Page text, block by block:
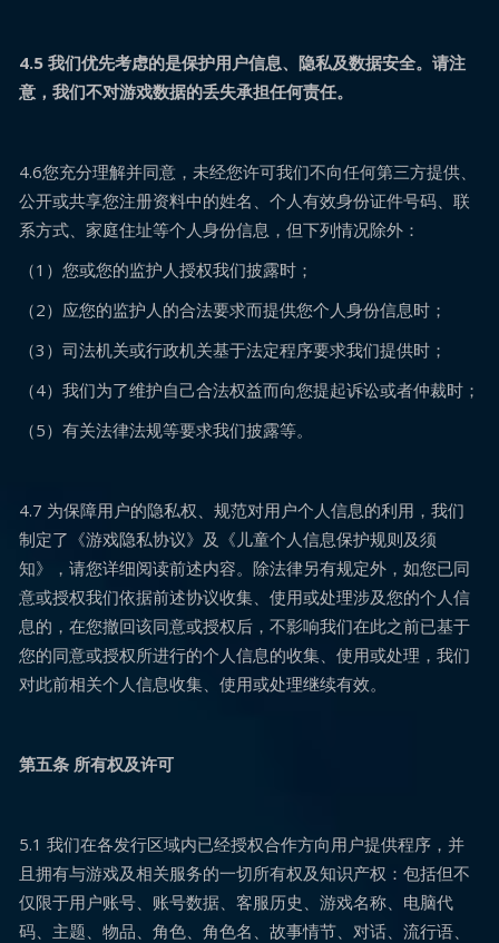
4.5 我们优先考虑的是保护用户信息、隐私及数据安全。请注
意，我们不对游戏数据的丢失承担任何责任。
4.6您充分理解并同意，未经您许可我们不向任何第三方提供、
公开或共享您注册资料中的姓名、个人有效身份证件号码、联
系方式、家庭住址等个人身份信息，但下列情况除外：
（1）您或您的监护人授权我们披露时；
（2）应您的监护人的合法要求而提供您个人身份信息时；
（3）司法机关或行政机关基于法定程序要求我们提供时；
（4）我们为了维护自己合法权益而向您提起诉讼或者仲裁时；
（5）有关法律法规等要求我们披露等。
4.7 为保障用户的隐私权、规范对用户个人信息的利用，我们
制定了《游戏隐私协议》及《儿童个人信息保护规则及须
知》，请您详细阅读前述内容。除法律另有规定外，如您已同
意或授权我们依据前述协议收集、使用或处理涉及您的个人信
息的，在您撤回该同意或授权后，不影响我们在此之前已基于
您的同意或授权所进行的个人信息的收集、使用或处理，我们
对此前相关个人信息收集、使用或处理继续有效。
第五条 所有权及许可
5.1 我们在各发行区域内已经授权合作方向用户提供程序，并
且拥有与游戏及相关服务的一切所有权及知识产权：包括但不
仅限于用户账号、账号数据、客服历史、游戏名称、电脑代
码、主题、物品、角色、角色名、故事情节、对话、流行语、